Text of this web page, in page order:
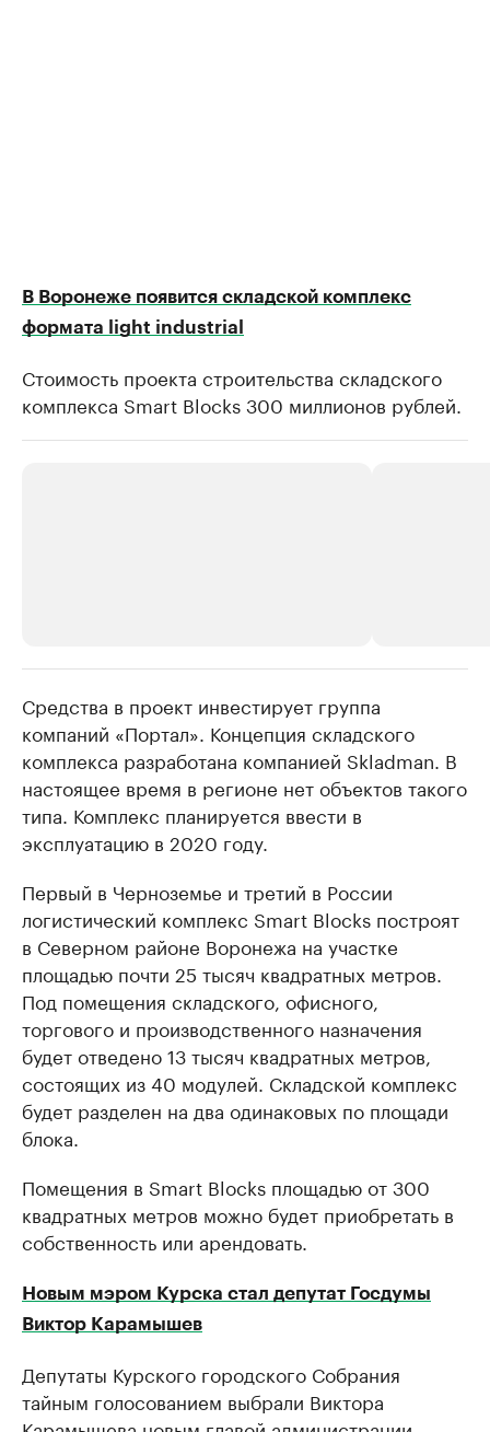
В Воронеже появится складской комплекс
формата light industrial
Стоимость проекта строительства складского
комплекса Smart Blocks 300 миллионов рублей.
Делитесь новостями бизнеса на РБК
Управляйте страницей компании и развивайте личные
Крупнейшие
продавцы
Ознакомьтесь с
Средства в проект инвестирует группа
компаний «Портал». Концепция складского
комплекса разработана компанией Skladman. В
настоящее время в регионе нет объектов такого
типа. Комплекс планируется ввести в
эксплуатацию в 2020 году.
Первый в Черноземье и третий в России
логистический комплекс Smart Blocks построят
в Северном районе Воронежа на участке
площадью почти 25 тысяч квадратных метров.
Под помещения складского, офисного,
торгового и производственного назначения
будет отведено 13 тысяч квадратных метров,
состоящих из 40 модулей. Складской комплекс
будет разделен на два одинаковых по площади
блока.
Помещения в Smart Blocks площадью от 300
квадратных метров можно будет приобретать в
собственность или арендовать.
Новым мэром Курска стал депутат Госдумы
Виктор Карамышев
Депутаты Курского городского Собрания
тайным голосованием выбрали Виктора